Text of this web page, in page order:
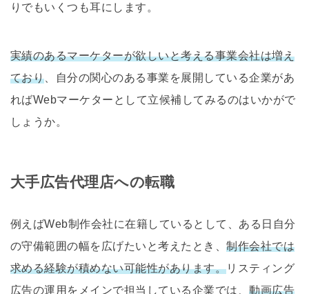
りでもいくつも耳にします。
実績のあるマーケターが欲しいと考える事業会社は増え
ており 、自分の関心のある事業を展開している企業があ
ればWebマーケターとして立候補してみるのはいかがで
しょうか。
大手広告代理店への転職
例えばWeb制作会社に在籍しているとして、ある日自分
の守備範囲の幅を広げたいと考えたとき、制作会社では
求める経験が積めない可能性があります。リスティング
広告の運用をメインで担当している企業では、動画広告